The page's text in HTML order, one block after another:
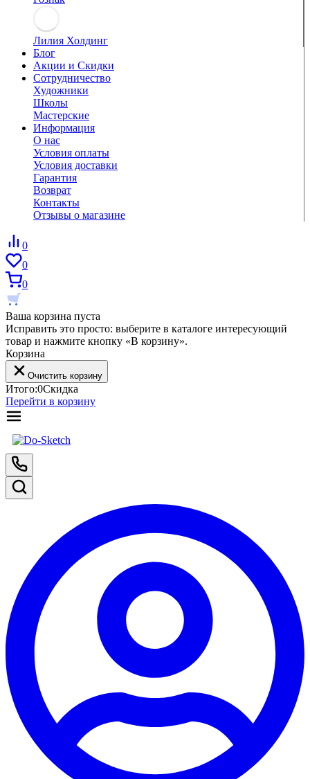
Лилия Холдинг
Блог
Акции и Скидки
Сотрудничество
Художники
Школы
Мастерские
Информация
О нас
Условия оплаты
Условия доставки
Гарантия
Возврат
Контакты
Отзывы о магазине
0
0
0
Ваша корзина пуста
Исправить это просто: выберите в каталоге интересующий
товар и нажмите кнопку «В корзину».
Корзина
Очистить корзину
Итого:0Скидка
Перейти в корзину